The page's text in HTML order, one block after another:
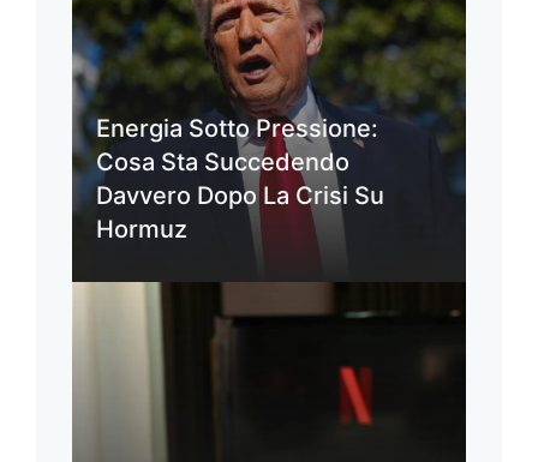
Energia Sotto Pressione:
Cosa Sta Succedendo
Davvero Dopo La Crisi Su
Hormuz